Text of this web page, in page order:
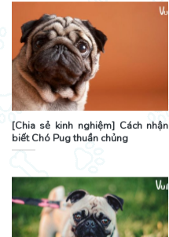
[Chia sẻ kinh nghiệm] Cách nhận
biết Chó Pug thuần chủng